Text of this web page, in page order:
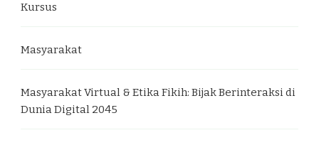
Kursus
Masyarakat
Masyarakat Virtual & Etika Fikih: Bijak Berinteraksi di
Dunia Digital 2045